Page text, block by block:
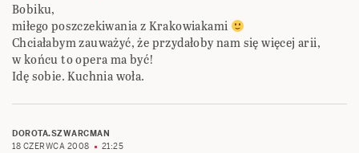
Bobiku,
miłego poszczekiwania z Krakowiakami
Chciałabym zauważyć, że przydałoby nam się więcej arii,
w końcu to opera ma być!
Idę sobie. Kuchnia woła.
DOROTA.SZWARCMAN
18 CZERWCA 2008
21:25